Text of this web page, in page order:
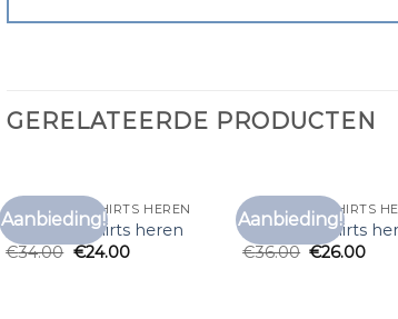
GERELATEERDE PRODUCTEN
Aanbieding!
Toevoegen
aan
ALAN RED T SHIRTS HEREN
alan red t shirts heren
€34.00 €24.00
Aanbieding!
ALAN RED T SHIRTS
alan red t shirts
€36.00 €26.00